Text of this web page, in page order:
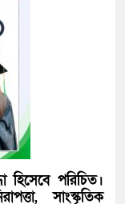
পরিচিত।
সাংস্কৃতিক